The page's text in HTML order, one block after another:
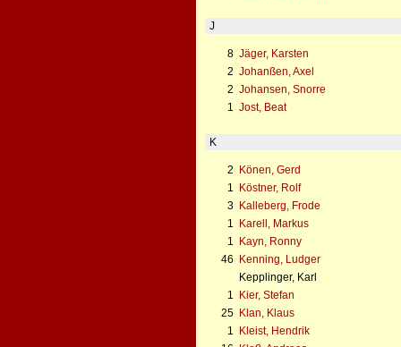
J
8 Jäger, Karsten
2 Johanßen, Axel
2 Johansen, Snorre
1 Jost, Beat
K
2
Könen, Gerd
1
Köstner, Rolf
3 Kalleberg, Frode
1
Karell, Markus
1
Kayn, Ronny
46
Kenning, Ludger
Kepplinger, Karl
1
Kier, Stefan
25 Klan, Klaus
1
Kleist, Hendrik